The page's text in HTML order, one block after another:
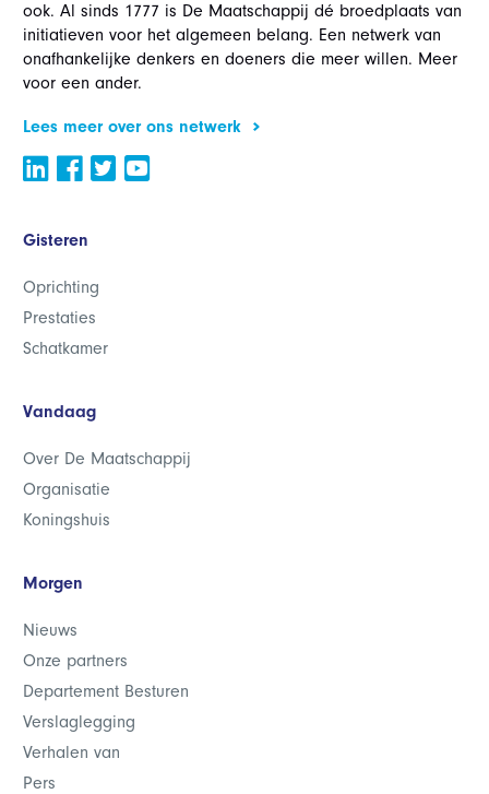
ook. Al sinds 1777 is De Maatschappij dé broedplaats van
initiatieven voor het algemeen belang. Een netwerk van
onafhankelijke denkers en doeners die meer willen. Meer
voor een ander.
Lees meer over ons netwerk
Gisteren
Oprichting
Prestaties
Schatkamer
Vandaag
Over De Maatschappij
Organisatie
Koningshuis
Morgen
Nieuws
Onze partners
Departement Besturen
Verslaglegging
Verhalen van
Pers